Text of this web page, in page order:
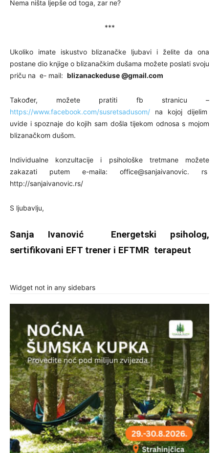
Nema ništa ljepše od toga, zar ne?
***
Ukoliko imate iskustvo blizanačke ljubavi i želite da ona
postane dio knjige o blizanačkim dušama možete poslati svoju
priču na e- mail: blizanackeduse @gmail.com
Također, možete pratiti fb stranicu –
https://www.facebook.com/susretsadusom/ na kojoj dijelim
uvide i spoznaje do kojih sam došla tijekom odnosa s mojom
blizanačkom dušom.
Individualne konzultacije i psihološke tretmane možete
zakazati putem e-maila: office@sanjaivanovic. rs
http://sanjaivanovic.rs/
S ljubavlju,
Sanja Ivanović
Energetski psiholog,
sertifikovani EFT trener i EFTMR terapeut
Widget not in any sidebars